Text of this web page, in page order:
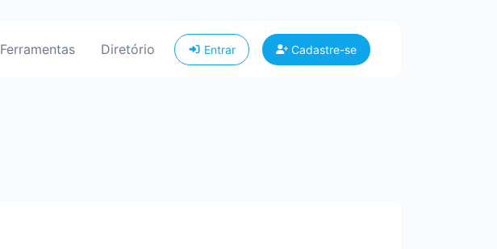
Ferramentas Diretório Entrar Cadastre-se